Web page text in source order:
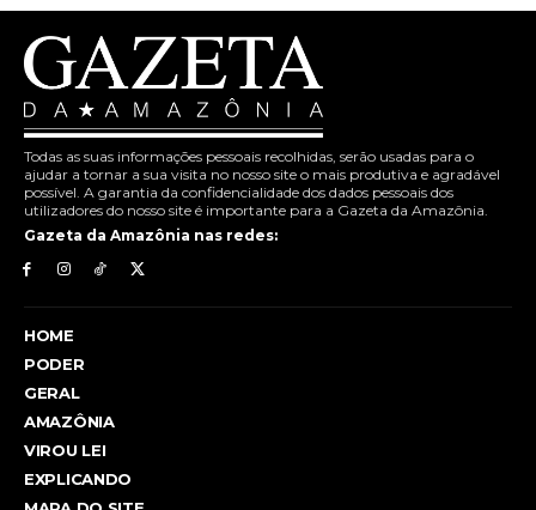
Todas as suas informações pessoais recolhidas, serão usadas para o
ajudar a tornar a sua visita no nosso site o mais produtiva e agradável
possível. A garantia da confidencialidade dos dados pessoais dos
utilizadores do nosso site é importante para a Gazeta da Amazônia.
Gazeta da Amazônia nas redes:
HOME
PODER
GERAL
AMAZÔNIA
VIROU LEI
EXPLICANDO